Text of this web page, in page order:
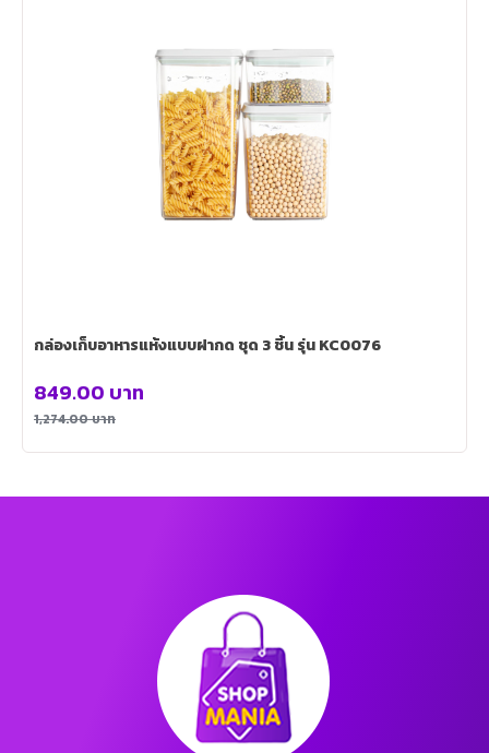
กล่องเก็บอาหารแห้งแบบฝากด ชุด 3 ชิ้น รุ่น KC0076
1,274.00บาท
849.00 บาท